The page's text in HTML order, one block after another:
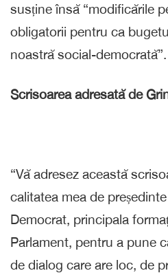
susține însă “modificările
obligatorii pentru ca
noastră social-democrată”.
Scrisoarea adresată de
“Vă adresez această
calitatea mea de
Democrat, principala
Parlament, pentru a pune
de dialog care are loc, de